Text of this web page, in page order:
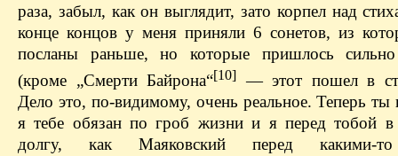
раза, забыл, как он выглядит, зато корпел над
конце концов у меня приняли 6 сонетов, из
посланы раньше, но которые пришлось сильно
(кроме „Смерти Байрона“[10] — этот пошел в
Дело это, по-видимому, очень реальное. Теперь
я тебе обязан по гроб жизни и я перед тобой в
долгу, как Маяковский перед какими-